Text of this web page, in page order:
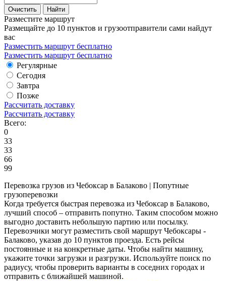
Очистить Найти
Разместите маршрут
Размещайте до 10 пунктов и грузоотправители сами найдут
вас
Разместить маршрут бесплатно
Разместить маршрут бесплатно
Регулярные
Сегодня
Завтра
Позже
Рассчитать доставку
Рассчитать доставку
Всего:
0
33
33
66
99
Перевозка грузов из Чебоксар в Балаково | Попутные
грузоперевозки
Когда требуется быстрая перевозка из Чебоксар в Балаково,
лучший способ – отправить попутно. Таким способом можно
выгодно доставить небольшую партию или посылку.
Перевозчики могут разместить свой маршрут Чебоксары -
Балаково, указав до 10 пунктов проезда. Есть рейсы
постоянные и на конкретные даты. Чтобы найти машину,
укажите точки загрузки и разгрузки. Используйте поиск по
радиусу, чтобы проверить варианты в соседних городах и
отправить с ближайшей машиной.